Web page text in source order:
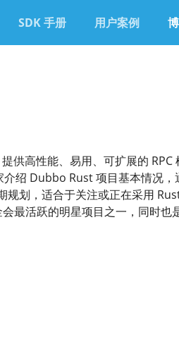
SDK 手册 用户案例
供高性能、易用、可扩展的
绍 Dubbo Rust 项目基本情况
划，适合于关注或正在采用
最活跃的明星项目之一，同时也